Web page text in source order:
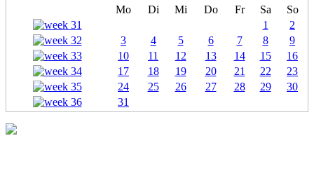
Mo Di Mi Do Fr Sa
So
1
2
3
4 5 6 7 8
9
10
11 12 13 14 15
16
17
18 19 20 21 22
23
24
25 26 27 28 29
30
31